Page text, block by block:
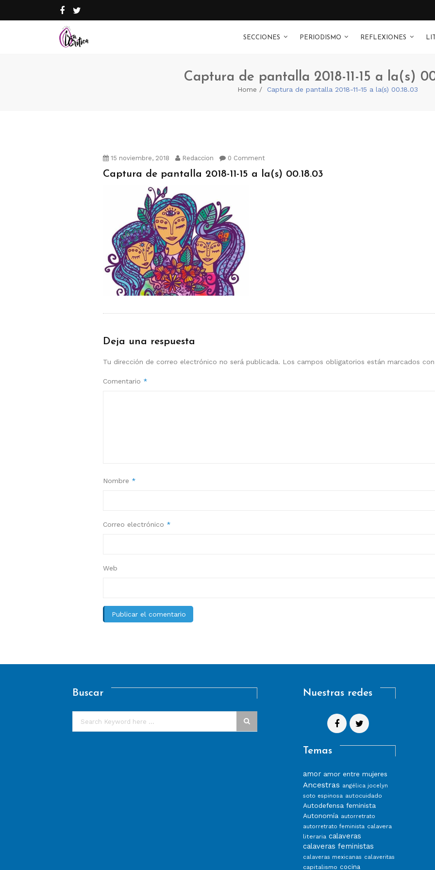
SECCIONES PERIODISMO REFLEXIONES
Captura de pantalla 2018-11-15 a la(s)
Home Captura de pantalla 2018-11-15 a la(s) 00.18.03
15 noviembre, 2018 Redaccion 0 Comment
Captura de pantalla 2018-11-15 a la(s) 00.18.03
Deja una respuesta
Tu dirección de correo electrónico no será publicada. Los campos obligatorios están marcados
Comentario *
Nombre *
Correo electrónico *
Web
Buscar Nuestras redes
Temas
amor amor entre mujeres
Ancestras angélica jocelyn
soto espinosa autocuidado
Autodefensa feminista
Autonomía autorretrato
autorretrato feminista calavera
literaria calaveras
calaveras feministas
calaveras mexicanas calaveritas
capitalismo cocina